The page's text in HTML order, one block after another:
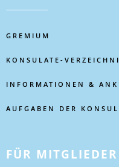
GREMIUM
KONSULATE-
INFORMATIONEN &
AUFGABEN DER
FÜR MITGLIEDER